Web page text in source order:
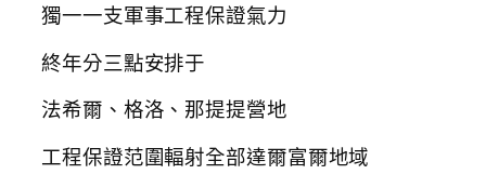
獨一一支軍事工程保證氣力
終年分三點安排于
法希爾、格洛、那提提營地
工程保證范圍輻射全部達爾富爾地域